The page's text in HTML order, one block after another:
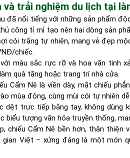
và trải nghiệm du lịch tại
đã nổi tiếng với những sản phẩm
công tỉ mỉ tạo nên hai dòng sản
cói trắng tự nhiên, mang vẻ đẹp
chiếc.
màu sắc rực rỡ và hoa văn tinh
quà tặng hoặc trang trí nhà cửa.
Cẩm Nê là viền dày, mặt chiếu
mùa đông, cùng mùi cói tự nhiên
dệt trực tiếp bằng tay, không dùng
biểu tượng văn hóa truyền thống,
chiếu Cẩm Nê bền hơn, thân
Việt – xứng đáng là một món